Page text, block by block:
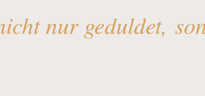
nur geduldet,